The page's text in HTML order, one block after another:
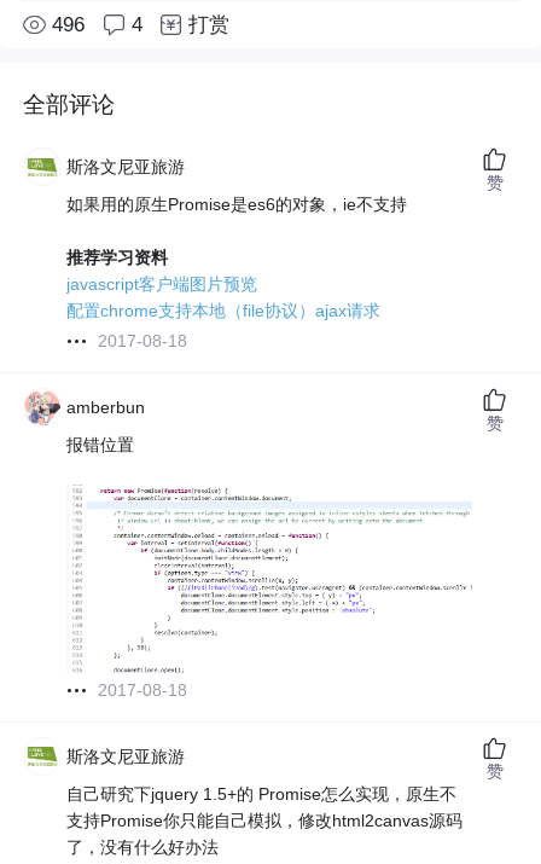
496 4 打赏
全部评论
斯洛文尼亚旅游
如果用的原生Promise是es6的对象，ie不支持
推荐学习资料
javascript客户端图片预览
配置chrome支持本地（file协议）ajax请求
2017-08-18
赞
amberbun
报错位置
2017-08-18
赞
斯洛文尼亚旅游
自己研究下jquery 1.5+的 Promise怎么实现，原生不
支持Promise你只能自己模拟，修改html2canvas源码
了，没有什么好办法
赞